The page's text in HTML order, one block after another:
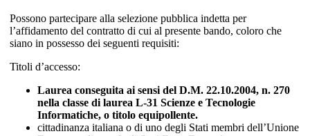
Possono partecipare alla selezione pubblica indetta per
l’affidamento del contratto di cui al presente bando, coloro che
siano in possesso dei seguenti requisiti:
Titoli d’accesso:
Laurea conseguita ai sensi del D.M. 22.10.2004, n. 270
nella classe di laurea L-31 Scienze e Tecnologie
Informatiche, o titolo equipollente.
cittadinanza italiana o di uno degli Stati membri dell’Unione